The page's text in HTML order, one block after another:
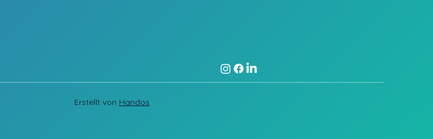
Erstellt von Handos